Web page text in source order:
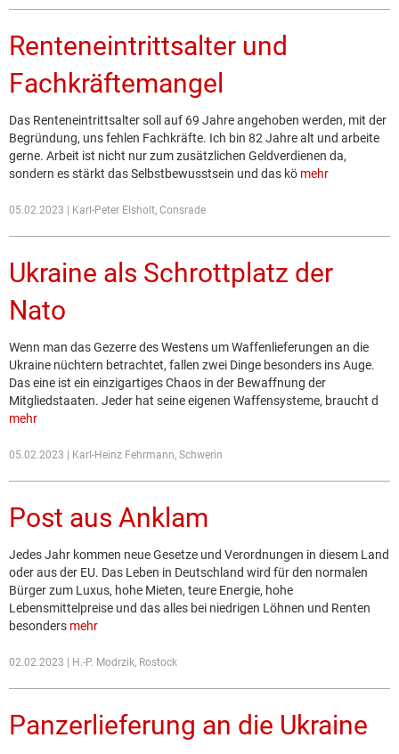
Renteneintrittsalter und
Fachkräftemangel
Das Renteneintrittsalter soll auf 69 Jahre angehoben werden, mit der
Begründung, uns fehlen Fachkräfte. Ich bin 82 Jahre alt und arbeite
gerne. Arbeit ist nicht nur zum zusätzlichen Geldverdienen da,
sondern es stärkt das Selbstbewusstsein und das kö mehr
05.02.2023 | Karl-Peter Elsholt, Consrade
Ukraine als Schrottplatz der
Nato
Wenn man das Gezerre des Westens um Waffenlieferungen an die
Ukraine nüchtern betrachtet, fallen zwei Dinge besonders ins Auge.
Das eine ist ein einzigartiges Chaos in der Bewaffnung der
Mitgliedstaaten. Jeder hat seine eigenen Waffensysteme, braucht d
mehr
05.02.2023 | Karl-Heinz Fehrmann, Schwerin
Post aus Anklam
Jedes Jahr kommen neue Gesetze und Verordnungen in diesem Land
oder aus der EU. Das Leben in Deutschland wird für den normalen
Bürger zum Luxus, hohe Mieten, teure Energie, hohe
Lebensmittelpreise und das alles bei niedrigen Löhnen und Renten
besonders mehr
02.02.2023 | H.-P. Modrzik, Rostock
Panzerlieferung an die Ukraine